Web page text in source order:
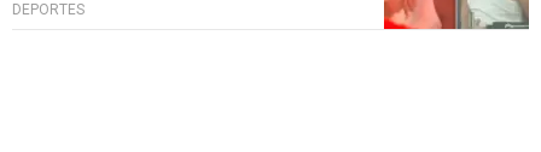
DEPORTES